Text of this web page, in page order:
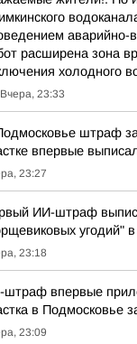
аварийно-
расширена зона
холодного
Вчера, 23:33
штраф
впервые
23:27
ИИ-штраф
угодий"
23:18
впервые
в Подмосковье
23:09